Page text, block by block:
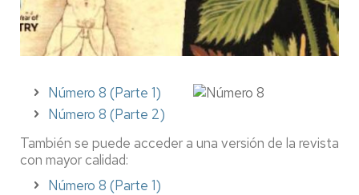
Número 8 (Parte 1)
Número 8 (Parte 2)
También se puede acceder a una versión de la revista
con mayor calidad:
Número 8 (Parte 1)